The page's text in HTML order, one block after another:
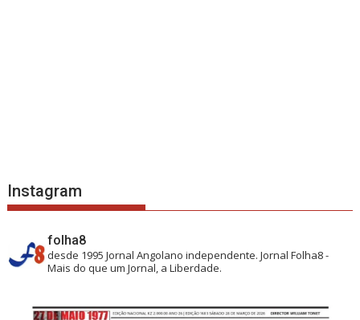
Instagram
folha8
desde 1995 Jornal Angolano independente.Jornal Folha8 -
Mais do que um Jornal, a Liberdade.